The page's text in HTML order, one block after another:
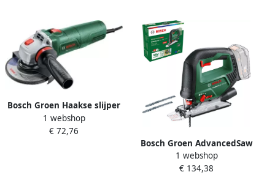
Bosch Groen Haakse slijper
UniversalGrind 850-125
(Handgreep vibration
1 webshop
€ 72,76
Bosch Groen AdvancedSaw
18V-140 Accu
decoupeerzaag | Zonder
1 webshop
€ 134,38